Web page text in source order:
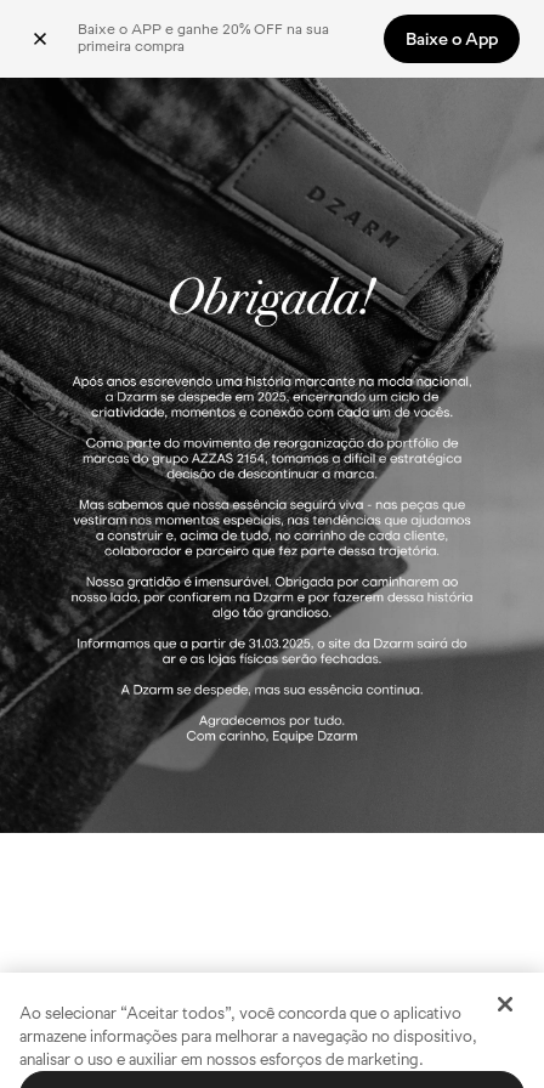
Baixe o APP e ganhe 20% OFF na sua
primeira compra
Baixe o App
Ao selecionar “Aceitar todos”, você concorda que o aplicativo
armazene informações para melhorar a navegação no dispositivo,
analisar o uso e auxiliar em nossos esforços de marketing.